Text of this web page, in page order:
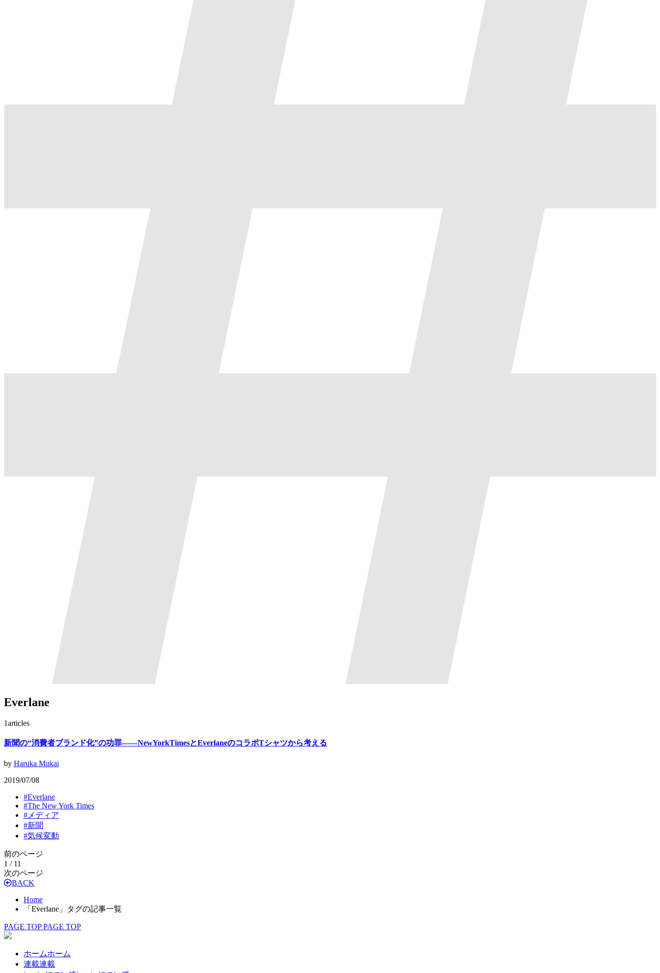
Everlane
1articles
新聞の“消費者ブランド化”の功罪——NewYorkTimesとEverlaneのコラボTシャツから考える
by Haruka Mukai
2019/07/08
#Everlane
#The New York Times
# メディア
#新聞
#気候変動
前のページ
1 / 11
次のページ
BACK
Home
「Everlane」タグの記事一覧
PAGE TOP PAGE TOP
ホームホーム
連載連載